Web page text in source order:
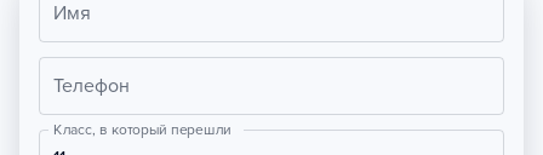
Имя
Телефон
Класс, в который перешли